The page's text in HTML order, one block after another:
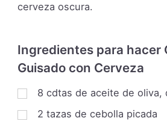
cerveza oscura.
Ingredientes para hacer
Guisado con Cerveza
8 cdtas de aceite de oliva,
2 tazas de cebolla picada